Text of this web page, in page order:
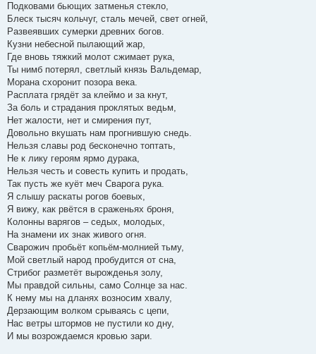
Подковами бьющих затменья стекло,
Блеск тысяч кольчуг, сталь мечей, свет огней,
Развеявших сумерки древних богов.
Кузни небесной пылающий жар,
Где вновь тяжкий молот сжимает рука,
Ты нимб потерял, светлый князь Вальдемар,
Морана схоронит позора века.
Расплата грядёт за клеймо и за кнут,
За боль и страдания проклятых ведьм,
Нет жалости, нет и смирения пут,
Довольно вкушать нам прогнившую снедь.
Нельзя славы род бесконечно топтать,
Не к лику героям ярмо дурака,
Нельзя честь и совесть купить и продать,
Так пусть же куёт меч Сварога рука.
Я слышу раскаты рогов боевых,
Я вижу, как рвётся в сраженьях броня,
Колонны варягов – седых, молодых,
На знамени их знак живого огня.
Сварожич пробьёт копьём-молнией тьму,
Мой светлый народ пробудится от сна,
Стрибог разметёт вырожденья золу,
Мы правдой сильны, само Солнце за нас.
К нему мы на дланях возносим хвалу,
Дерзающим волком срываясь с цепи,
Нас ветры штормов не пустили ко дну,
И мы возрождаемся кровью зари.